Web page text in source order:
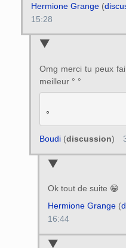
Hermione Grange(
15:28
Omg merci tu peux
meilleur ° °
Boudi(discussion)
Ok tout de suite 😁
Hermione Grange(
16:44